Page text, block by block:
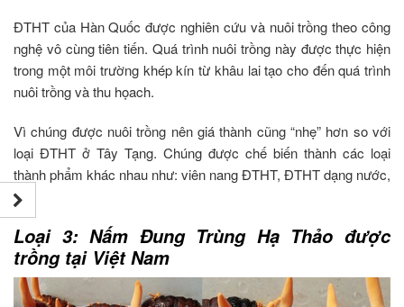
ĐTHT của Hàn Quốc được nghiên cứu và nuôi trồng theo công
nghệ vô cùng tiên tiến. Quá trình nuôi trồng này được thực hiện
trong một môi trường khép kín từ khâu lai tạo cho đến quá trình
nuôi trồng và thu họach.
Vì chúng được nuôi trồng nên giá thành cũng “nhẹ” hơn so với
loại ĐTHT ở Tây Tạng. Chúng được chế biến thành các loại
thành phẩm khác nhau như: viên nang ĐTHT, ĐTHT dạng nước,
. . .
Loại 3: Nấm Đung Trùng Hạ Thảo được
trồng tại Việt Nam